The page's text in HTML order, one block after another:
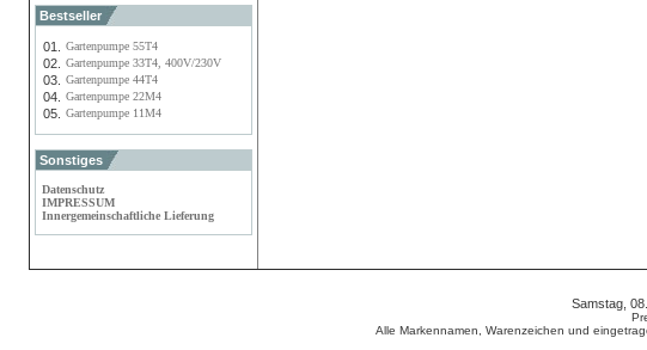
Bestseller
01. Gartenpumpe 55T4
02. Gartenpumpe 33T4, 400V/230V
03. Gartenpumpe 44T4
04. Gartenpumpe 22M4
05. Gartenpumpe 11M4
Sonstiges
Datenschutz
IMPRESSUM
Innergemeinschaftliche Lieferung
Samstag,
Alle Markennamen, Warenzeichen und